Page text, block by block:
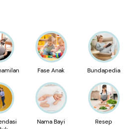
Fase Anak Bundapedia
Nama Bayi Resep